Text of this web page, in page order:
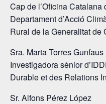
Cap de l’Oficina
Departament d’Acció
Rural de la Generalitat de
Sra. Marta Torres Gunfaus
Investigadora sènior
Durable et des Relations
Sr. Alfons Pérez López